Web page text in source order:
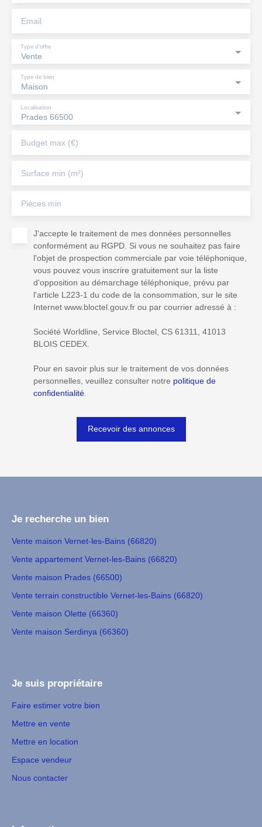
Email
Vente
Type d'offre
Maison
Type de bien
Prades 66500
Localisation
Budget max (€)
Surface min (m²)
Pièces min
J'accepte le traitement de mes données personnelles
conformément au RGPD. Si vous ne souhaitez pas faire
l'objet de prospection commerciale par voie téléphonique,
vous pouvez vous inscrire gratuitement sur la liste
d'opposition au démarchage téléphonique, prévu par
l'article L223-1 du code de la consommation, sur le site
Internet www.bloctel.gouv.fr ou par courrier adressé à :
Société Worldline, Service Bloctel, CS 61311, 41013
BLOIS CEDEX.
Pour en savoir plus sur le traitement de vos données
personnelles, veuillez consulter notre politique de
confidentialité
Recevoir des annonces
Je recherche un bien
Vente maison Vernet-les-Bains (66820)
Vente appartement Vernet-les-Bains (66820)
Vente maison Prades (66500)
Vente terrain constructible Vernet-les-Bains (66820)
Vente maison Olette (66360)
Vente maison Serdinya (66360)
Je suis propriétaire
Faire estimer votre bien
Mettre en vente
Mettre en location
Espace vendeur
Nous contacter